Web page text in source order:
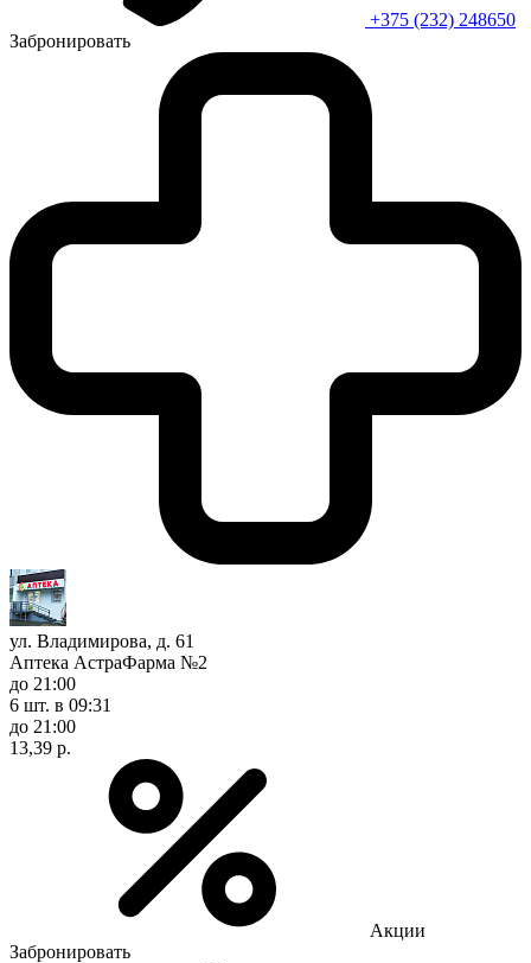
+375 (232) 248650
Забронировать
ул. Владимирова, д. 61
Аптека АстраФарма №2
до 21:00
6 шт. в 09:31
до 21:00
13,39 р.
Акции
Забронировать